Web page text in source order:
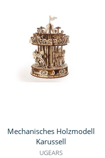
Mechanisches Holzmodell
Karussell
UGEARS